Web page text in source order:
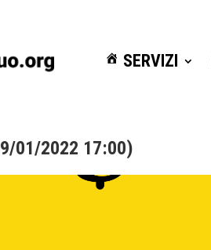
SERVIZI
SERVIZI
01/2022 17:00)